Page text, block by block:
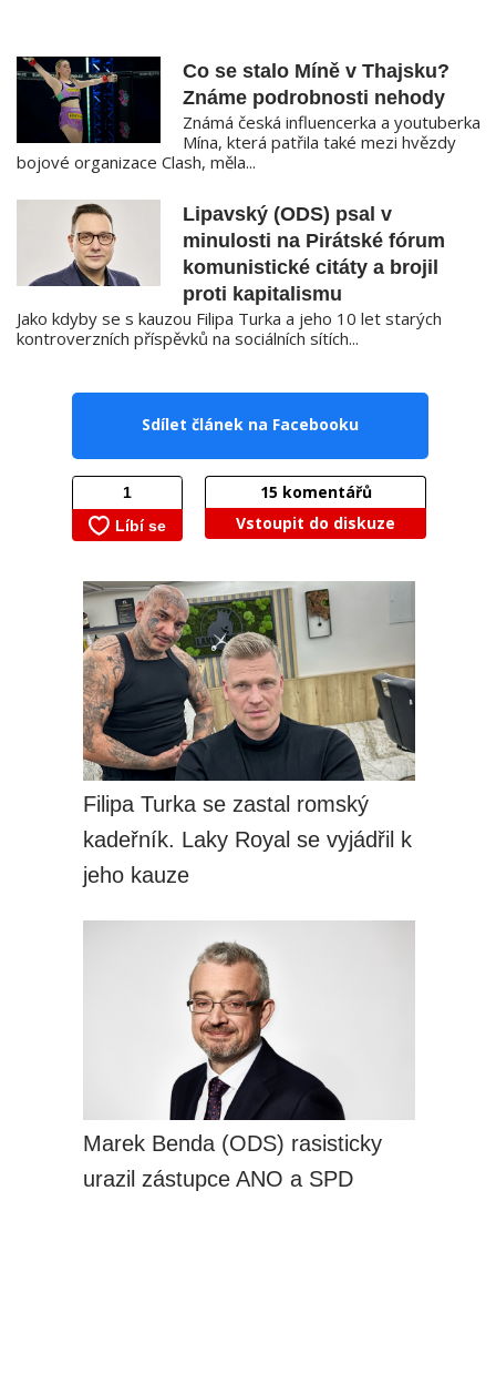
Co se stalo Míně v Thajsku?
Známe podrobnosti nehody
Známá česká influencerka a youtuberka
Mína, která patřila také mezi hvězdy
bojové organizace Clash, měla...
Lipavský (ODS) psal v
minulosti na Pirátské fórum
komunistické citáty a brojil
proti kapitalismu
Jako kdyby se s kauzou Filipa Turka a jeho 10 let starých
kontroverzních příspěvků na sociálních sítích...
Sdílet článek na Facebooku
15komentářů
Vstoupit do diskuze
Filipa Turka se zastal romský
kadeřník. Laky Royal se vyjádřil k
jeho kauze
Marek Benda (ODS) rasisticky
urazil zástupce ANO a SPD